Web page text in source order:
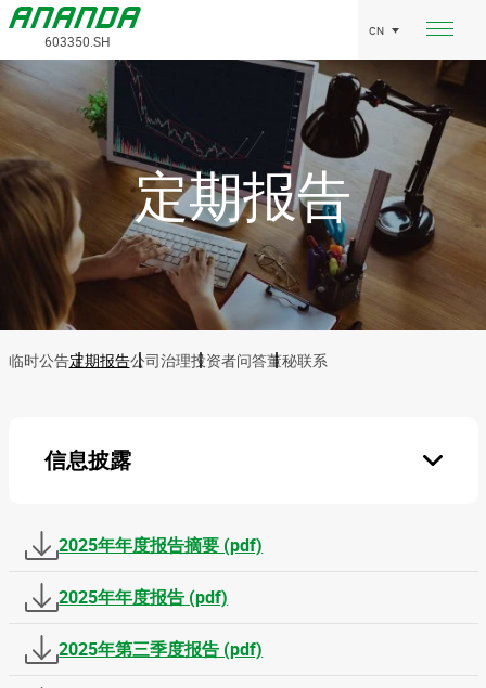
603350.SH
CN
定期报告
临时公告定期报告公司治理投资者问答董秘联系
信息披露
2025年年度报告摘要 (pdf)
2025年年度报告 (pdf)
2025年第三季度报告 (pdf)